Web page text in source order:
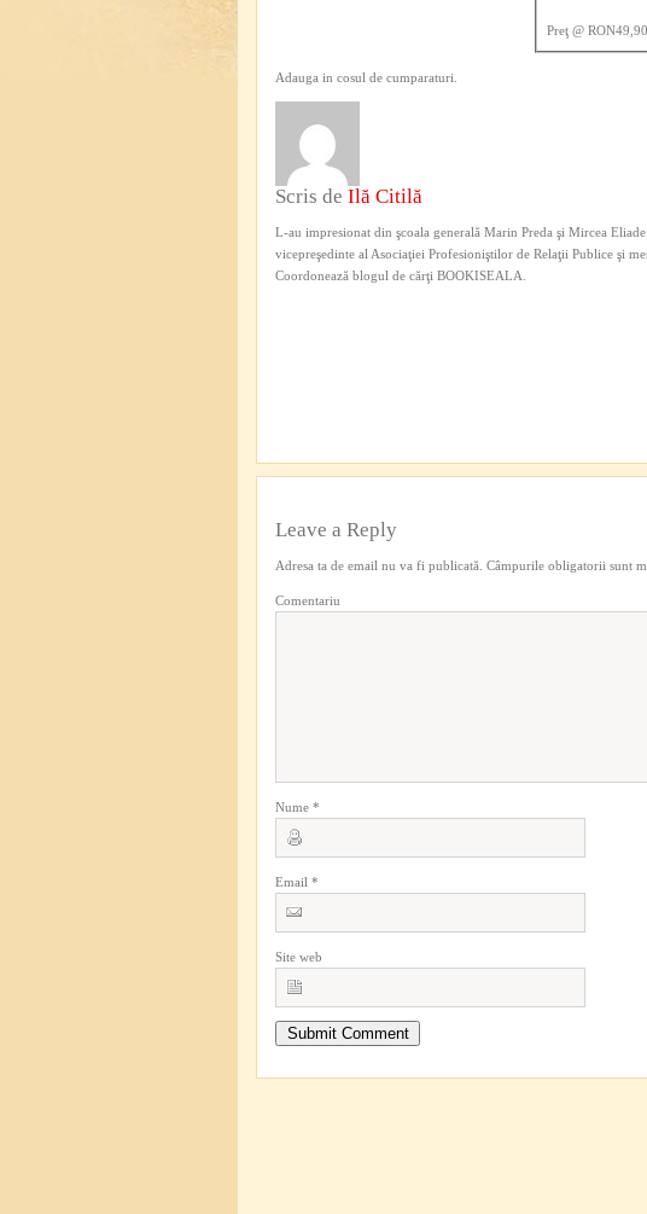
Preţ@ RON49,90
Adauga in cosul de cumparaturi.
Scris de Ilă Citilă
L-au impresionat din şcoala generală Marin Preda şi Mircea
vicepreşedinte al Asociaţiei Profesioniştilor de Relaţii Publice şi
Coordonează blogul de cărţi BOOKISEALA.
Leave a Reply
Adresa ta de email nu va fi publicată. Câmpurile obligatorii sunt
Comentariu
Nume *
Email *
Site web